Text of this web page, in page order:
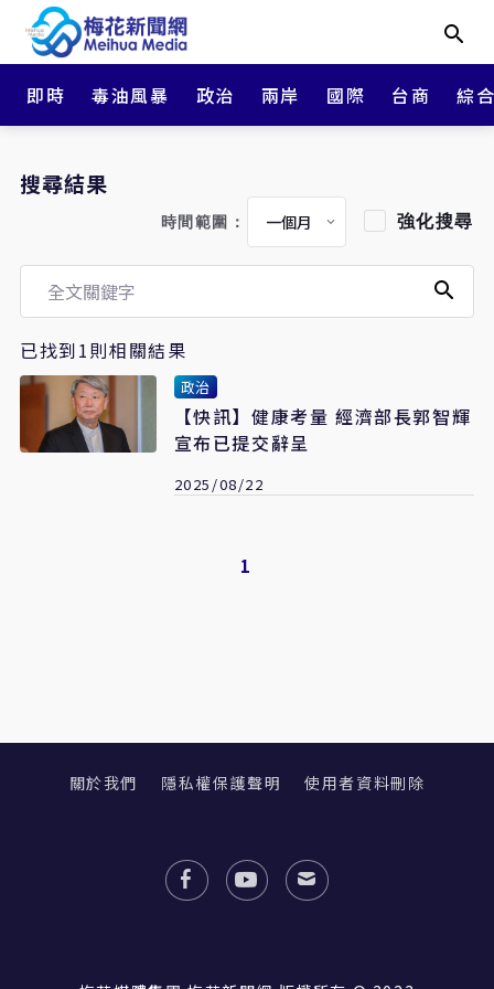
即時 毒油風暴 政治 兩岸 國際 台商 綜
搜尋結果
時間範圍： 強化搜尋
已找到1則相關結果
政治
【快訊】健康考量 經濟部長郭智輝
宣布已提交辭呈
2025/08/22
1
關於我們 隱私權保護聲明 使用者資料刪除